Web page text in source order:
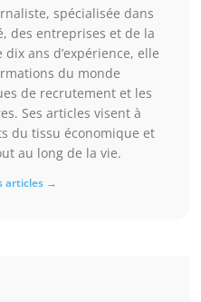
spécialisée dans
des entreprises et de la
ans d’expérience, elle
du monde
de recrutement et les
Ses articles visent à
du tissu économique et
au long de la vie.
articles →